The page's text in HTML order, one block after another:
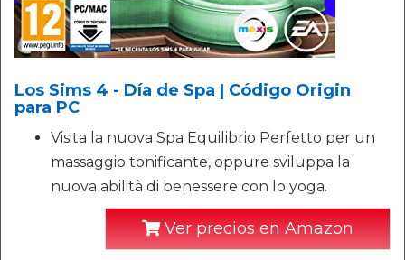
Los Sims 4 - Día de Spa | Código Origin
para PC
Visita la nuova Spa Equilibrio Perfetto per un
massaggio tonificante, oppure sviluppa la
nuova abilità di benessere con lo yoga.
Ver precios en Amazon